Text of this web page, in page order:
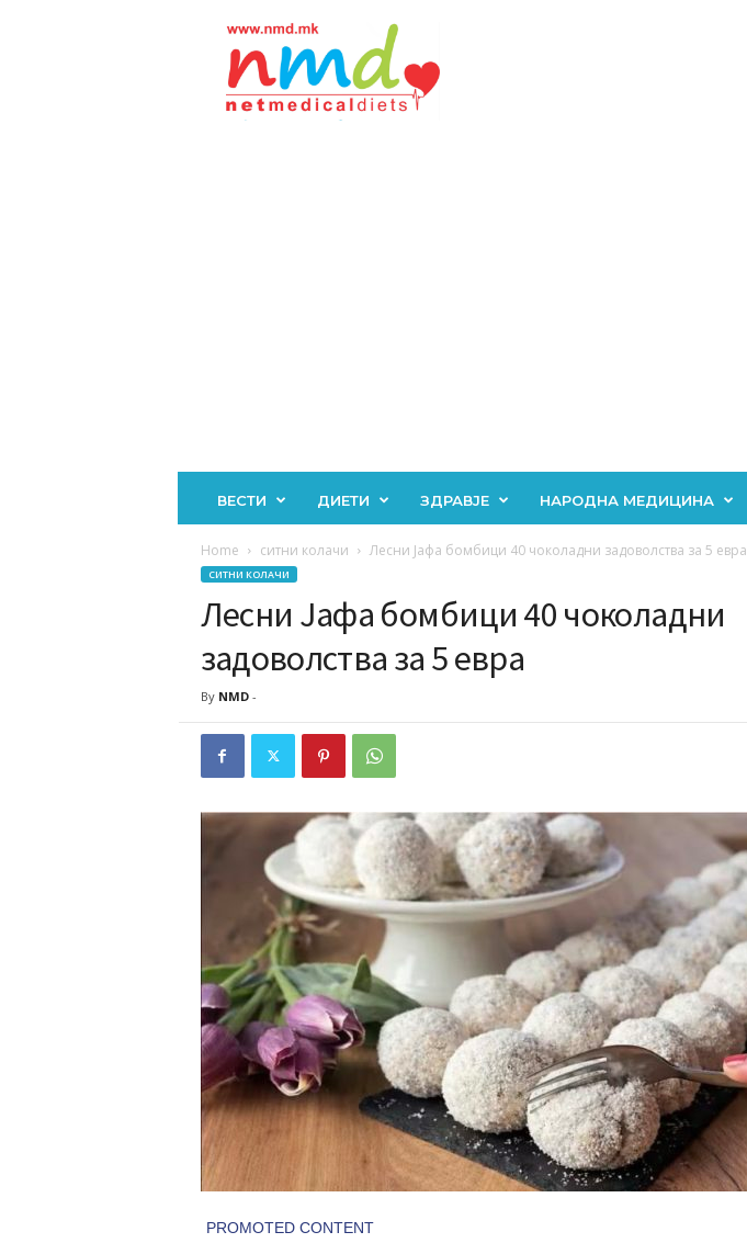
ВЕСТИ ДИЕТИ ЗДРАВЈЕ НАРОДНА МЕДИЦИНА
Home ситни колачи Лесни Јафа бомбици 40 чоколадни задоволства за 5 евра
СИТНИ КОЛАЧИ
Лесни Јафа бомбици 40 чоколадни
задоволства за 5 евра
By NMD-